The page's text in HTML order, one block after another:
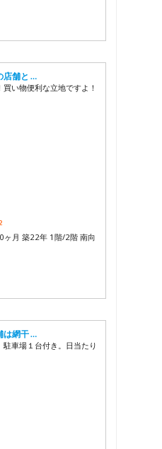
店舗と …
い物便利な立地ですよ！
月 築22年 1階/2階 南向
は網干 …
車場１台付き。日当たり